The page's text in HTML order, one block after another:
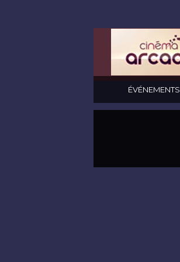
ÉVÉNEMENTS